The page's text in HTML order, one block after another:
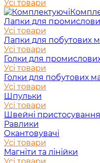
Усі товари
Лапки для
Усі товари
Лапки для побутових
Усі товари
Голки для
Усі товари
Голки для побутових
Усі товари
Шпульки
Усі товари
Швейні пристосування
Равлики
Окантовувачі
Усі товари
Магніти та лінійки